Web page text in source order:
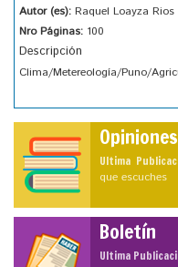
Autor (es): Raquel Loayza Rios
Nro Páginas: 100
Descripción
Clima/Metereología/Puno/
Opiniones
Ultima
que escuches
Boletín
Ultima